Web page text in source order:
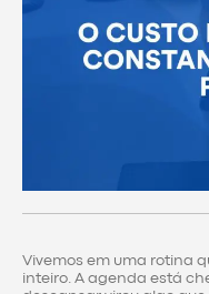
Vivemos em uma rotina
inteiro. A agenda está